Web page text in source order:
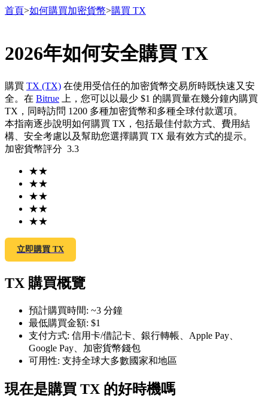
USDT永續
多種以USDT結算的永續合約
幣本位永續
以數字貨幣為保證金的永續合約
首頁>如何購買加密貨幣>購買 TX
2026年如何安全購買 TX
購買 TX (TX) 在使用受信任的加密貨幣交易所時既快速又安
全。在 Bitrue 上，您可以以最少 $1 的購買量在幾分鐘內購買
TX，同時訪問 1200 多種加密貨幣和多種全球付款選項。
本指南逐步說明如何購買 TX，包括最佳付款方式、費用結
構、安全考慮以及幫助您選擇購買 TX 最有效方式的提示。
加密貨幣評分 3.3
★★
★★
★★
★★
★★
立即購買 TX
TX 購買概覽
預計購買時間: ~3 分鐘
最低購買金額: $1
支付方式: 信用卡/借記卡、銀行轉帳、Apple Pay、
Google Pay、加密貨幣錢包
可用性: 支持全球大多數國家和地區
現在是購買 TX 的好時機嗎